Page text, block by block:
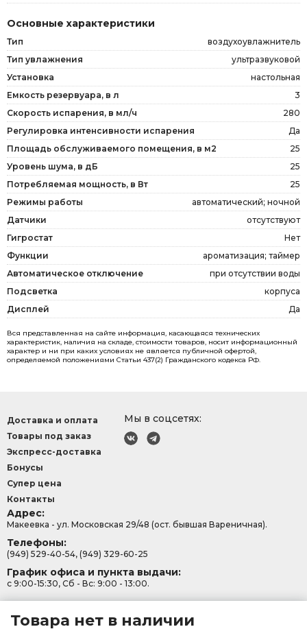
Товара нет в наличии
Основные характеристики
Тип
воздухоувлажнитель
Тип увлажнения
ультразвуковой
Установка
настольная
Емкость резервуара, в л
3
Скорость испарения, в мл/ч
280
Регулировка интенсивности испарения
Да
Площадь обслуживаемого помещения, в м2
25
Уровень шума, в дБ
25
Потребляемая мощность, в Вт
25
Режимы работы
автоматический; ночной
Датчики
отсутствуют
Гигростат
Нет
Функции
ароматизация; таймер
Автоматическое отключение
при отсутствии воды
Подсветка
корпуса
Дисплей
Да
Вся представленная на сайте информация, касающаяся технических
характеристик, наличия на складе, стоимости товаров, носит информационный
характер и ни при каких условиях не является публичной офертой,
определяемой положениями Статьи 437(2) Гражданского кодекса РФ.
Мы в соцсетях:
Доставка и оплата
Товары под заказ
Экспресс-доставка
Бонусы
Супер цена
Контакты
Адрес:
Макеевка - ул. Московская 29/48 (ост. бывшая Вареничная).
Телефоны:
(949) 529-40-54, (949) 329-60-25
График офиса и пункта выдачи:
с 9:00-15:30, Сб - Вс: 9:00 - 13:00.
Политика конфеденциальности